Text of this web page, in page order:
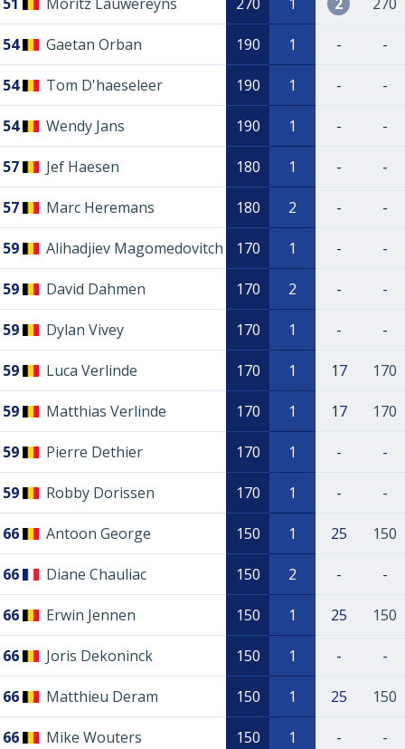
51 Moritz Lauwereyns 270 1 2 270
54 Gaetan Orban 190 1 - -
54 Tom D'haeseleer 190 1 - -
54 Wendy Jans 190 1 - -
57 Jef Haesen 180 1 - -
57 Marc Heremans 180 2 - -
59 Alihadjiev Magomedovitch 170 1 - -
59 David Dahmen 170 2 - -
59 Dylan Vivey 170 1 - -
59 Luca Verlinde 170 1 17 170
59 Matthias Verlinde 170 1 17 170
59 Pierre Dethier 170 1 - -
59 Robby Dorissen 170 1 - -
66 Antoon George 150 1 25 150
66 Diane Chauliac 150 2 - -
66 Erwin Jennen 150 1 25 150
66 Joris Dekoninck 150 1 - -
66 Matthieu Deram 150 1 25 150
66 Mike Wouters 150 1 - -